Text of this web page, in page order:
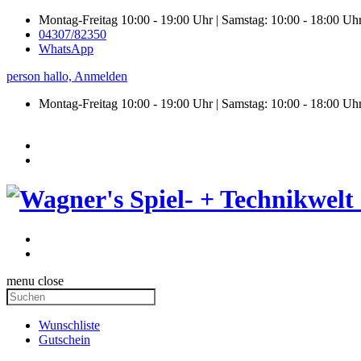
Montag-Freitag 10:00 - 19:00 Uhr | Samstag: 10:00 - 18:00
04307/82350
WhatsApp
person hallo, Anmelden
Montag-Freitag 10:00 - 19:00 Uhr | Samstag: 10:00 - 18:00
menu close
Wunschliste
Gutschein